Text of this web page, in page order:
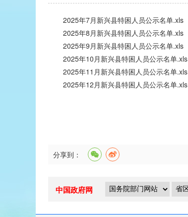
2025年7月新兴县特困人员公示名单.xls
2025年8月新兴县特困人员公示名单.xls
2025年9月新兴县特困人员公示名单.xls
2025年10月新兴县特困人员公示名单.xls
2025年11月新兴县特困人员公示名单.xls
2025年12月新兴县特困人员公示名单.xls
分享到：
中国政府网